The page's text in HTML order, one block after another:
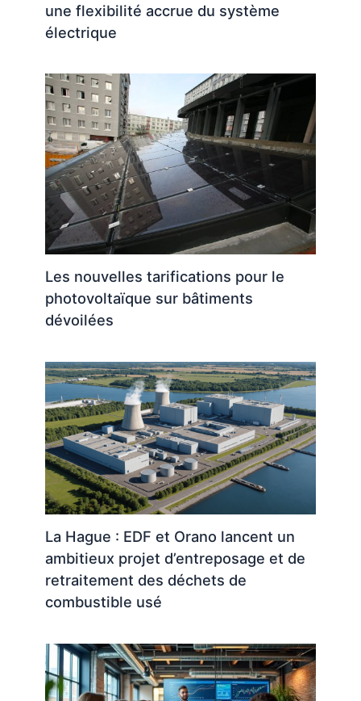
une flexibilité accrue du système
électrique
Les nouvelles tarifications pour le
photovoltaïque sur bâtiments
dévoilées
La Hague : EDF et Orano lancent un
ambitieux projet d’entreposage et de
retraitement des déchets de
combustible usé